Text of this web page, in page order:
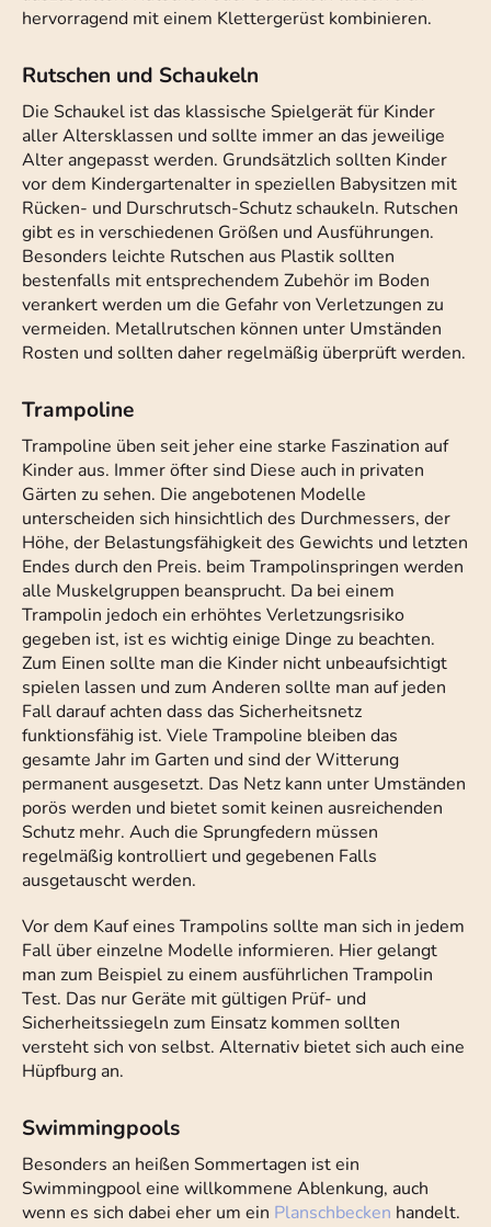
hervorragend mit einem Klettergerüst kombinieren.
Rutschen und Schaukeln
Die Schaukel ist das klassische Spielgerät für Kinder
aller Altersklassen und sollte immer an das jeweilige
Alter angepasst werden. Grundsätzlich sollten Kinder
vor dem Kindergartenalter in speziellen Babysitzen mit
Rücken- und Durschrutsch-Schutz schaukeln. Rutschen
gibt es in verschiedenen Größen und Ausführungen.
Besonders leichte Rutschen aus Plastik sollten
bestenfalls mit entsprechendem Zubehör im Boden
verankert werden um die Gefahr von Verletzungen zu
vermeiden. Metallrutschen können unter Umständen
Rosten und sollten daher regelmäßig überprüft werden.
Trampoline
Trampoline üben seit jeher eine starke Faszination auf
Kinder aus. Immer öfter sind Diese auch in privaten
Gärten zu sehen. Die angebotenen Modelle
unterscheiden sich hinsichtlich des Durchmessers, der
Höhe, der Belastungsfähigkeit des Gewichts und letzten
Endes durch den Preis. beim Trampolinspringen werden
alle Muskelgruppen beansprucht. Da bei einem
Trampolin jedoch ein erhöhtes Verletzungsrisiko
gegeben ist, ist es wichtig einige Dinge zu beachten.
Zum Einen sollte man die Kinder nicht unbeaufsichtigt
spielen lassen und zum Anderen sollte man auf jeden
Fall darauf achten dass das Sicherheitsnetz
funktionsfähig ist. Viele Trampoline bleiben das
gesamte Jahr im Garten und sind der Witterung
permanent ausgesetzt. Das Netz kann unter Umständen
porös werden und bietet somit keinen ausreichenden
Schutz mehr. Auch die Sprungfedern müssen
regelmäßig kontrolliert und gegebenen Falls
ausgetauscht werden.
Vor dem Kauf eines Trampolins sollte man sich in jedem
Fall über einzelne Modelle informieren. Hier gelangt
man zum Beispiel zu einem ausführlichen Trampolin
Test. Das nur Geräte mit gültigen Prüf- und
Sicherheitssiegeln zum Einsatz kommen sollten
versteht sich von selbst. Alternativ bietet sich auch eine
Hüpfburg an.
Swimmingpools
Besonders an heißen Sommertagen ist ein
Swimmingpool eine willkommene Ablenkung, auch
wenn es sich dabei eher um ein Planschbecken handelt.